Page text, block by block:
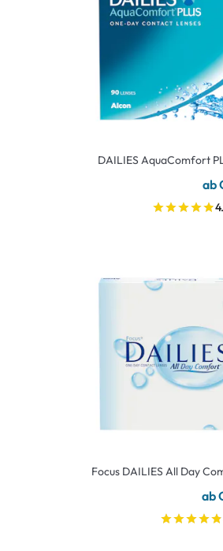
DAILIES AquaComfort
ab
Focus DAILIES All Day
ab